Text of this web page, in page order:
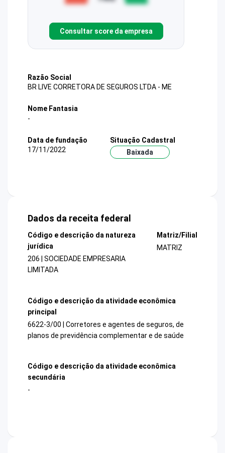
Consultar score da empresa
Razão Social
BR LIVE CORRETORA DE SEGUROS LTDA - ME
Nome Fantasia
-
Data de fundação
17/11/2022
Situação Cadastral
Baixada
Dados da receita federal
Código e descrição da natureza
jurídica
206 | SOCIEDADE EMPRESARIA
LIMITADA
Matriz/Filial
MATRIZ
Código e descrição da atividade econômica
principal
6622-3/00 | Corretores e agentes de seguros, de
planos de previdência complementar e de saúde
Código e descrição da atividade econômica
secundária
-